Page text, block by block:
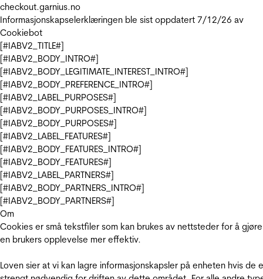
checkout.garnius.no
Informasjonskapselerklæringen ble sist oppdatert 7/12/26 av
Cookiebot
[#IABV2_TITLE#]
[#IABV2_BODY_INTRO#]
[#IABV2_BODY_LEGITIMATE_INTEREST_INTRO#]
[#IABV2_BODY_PREFERENCE_INTRO#]
[#IABV2_LABEL_PURPOSES#]
[#IABV2_BODY_PURPOSES_INTRO#]
[#IABV2_BODY_PURPOSES#]
[#IABV2_LABEL_FEATURES#]
[#IABV2_BODY_FEATURES_INTRO#]
[#IABV2_BODY_FEATURES#]
[#IABV2_LABEL_PARTNERS#]
[#IABV2_BODY_PARTNERS_INTRO#]
[#IABV2_BODY_PARTNERS#]
Om
Cookies er små tekstfiler som kan brukes av nettsteder for å gjøre
en brukers opplevelse mer effektiv.
Loven sier at vi kan lagre informasjonskapsler på enheten hvis de